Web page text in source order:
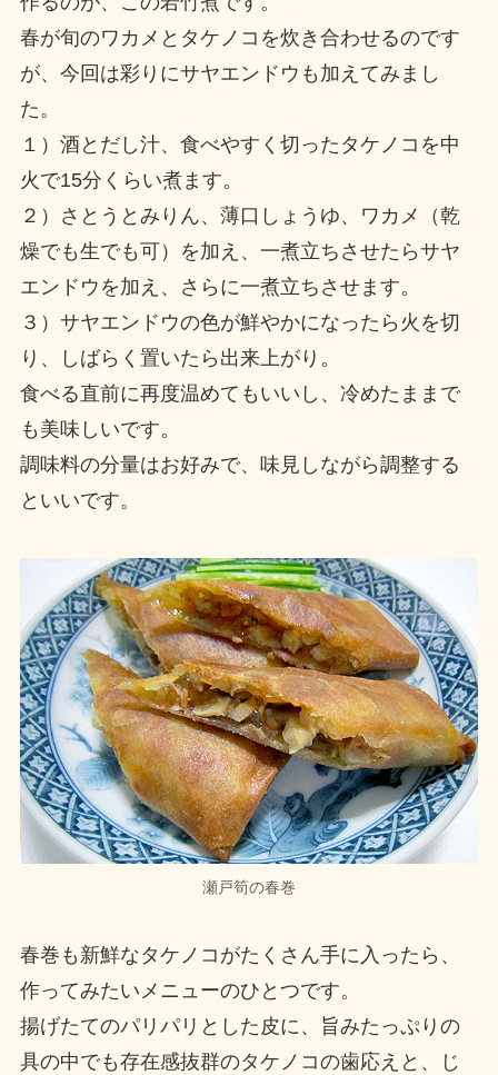
春が旬のワカメとタケノコを炊き合わせるのです
が、今回は彩りにサヤエンドウも加えてみまし
た。
１）酒とだし汁、食べやすく切ったタケノコを中
火で15分くらい煮ます。
２）さとうとみりん、薄口しょうゆ、ワカメ（乾
燥でも生でも可）を加え、一煮立ちさせたらサヤ
エンドウを加え、さらに一煮立ちさせます。
３）サヤエンドウの色が鮮やかになったら火を切
り、しばらく置いたら出来上がり。
食べる直前に再度温めてもいいし、冷めたままで
も美味しいです。
調味料の分量はお好みで、味見しながら調整する
といいです。
瀬戸筍の春巻
春巻も新鮮なタケノコがたくさん手に入ったら、
作ってみたいメニューのひとつです。
揚げたてのパリパリとした皮に、旨みたっぷりの
具の中でも存在感抜群のタケノコの歯応えと、じ